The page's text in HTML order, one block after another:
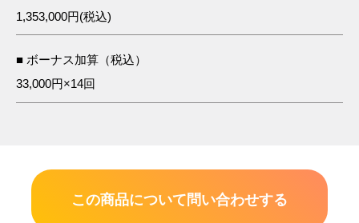
1,353,000円(税込)
■ ボーナス加算（税込）
33,000円×14回
この商品について問い合わせする